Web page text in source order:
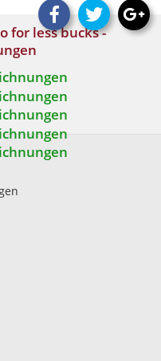
for less bucks -